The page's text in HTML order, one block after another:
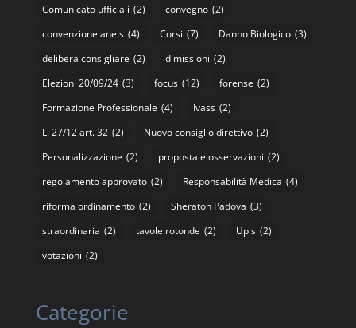
Comunicato ufficiali (2) convegno (2)
convenzione aneis (4) Corsi (7) Danno Biologico (3)
delibera consigliare (2) dimissioni (2)
Elezioni 20/09/24 (3) focus (12) forense (2)
Formazione Professionale (4) Ivass (2)
L. 27/12 art. 32 (2) Nuovo consiglio direttivo (2)
Personalizzazione (2) proposta e osservazioni (2)
regolamento approvato (2) Responsabilità Medica (4)
riforma ordinamento (2) Sheraton Padova (3)
straordinaria (2) tavole rotonde (2) Upis (2)
votazioni (2)
Categorie